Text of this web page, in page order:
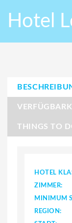
Hotel
THINGS TO
HOTEL
ZIMMER:
MINIMUM
REGION: